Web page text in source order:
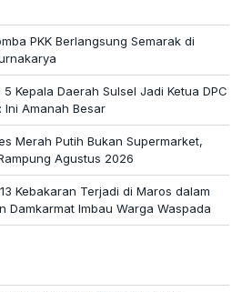
PKK Berlangsung Semarak di
Kepala Daerah Sulsel Jadi Ketua DPC
Ini Amanah Besar
Merah Putih Bukan Supermarket,
Agustus 2026
Kebakaran Terjadi di Maros dalam
Damkarmat Imbau Warga Waspada